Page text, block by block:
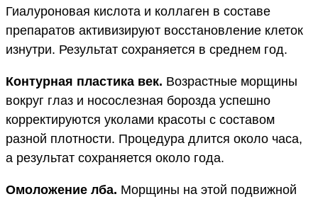
Гиалуроновая кислота и коллаген в составе
препаратов активизируют восстановление клеток
изнутри. Результат сохраняется в среднем год.
Контурная пластика век. Возрастные морщины
вокруг глаз и носослезная борозда успешно
корректируются уколами красоты с составом
разной плотности. Процедура длится около часа,
а результат сохраняется около года.
Омоложение лба. Морщины на этой подвижной